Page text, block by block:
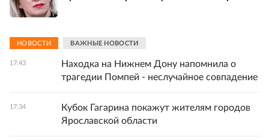
НОВОСТИ ВАЖНЫЕ НОВОСТИ
17:43
Находка на Нижнем Дону напомнила о
трагедии Помпей - неслучайное совпадение
17:34
Кубок Гагарина покажут жителям городов
Ярославской области